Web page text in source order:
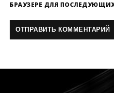
БРАУЗЕРЕ ДЛЯ